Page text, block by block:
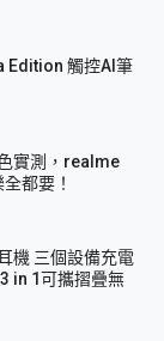
Edition 觸控AI筆
實測，realme
都要！
機 三個設備充電
in 1可攜摺疊無